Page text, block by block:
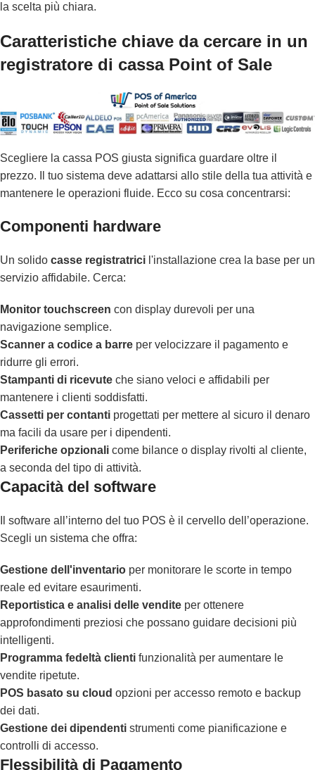
la scelta più chiara.
Caratteristiche chiave da cercare in un
registratore di cassa Point of Sale
Scegliere la cassa POS giusta significa guardare oltre il
prezzo. Il tuo sistema deve adattarsi allo stile della tua attività e
mantenere le operazioni fluide. Ecco su cosa concentrarsi:
Componenti hardware
Un solido casse registratrici l'installazione crea la base per un
servizio affidabile. Cerca:
Monitor touchscreen con display durevoli per una
navigazione semplice.
Scanner a codice a barre per velocizzare il pagamento e
ridurre gli errori.
Stampanti di ricevute che siano veloci e affidabili per
mantenere i clienti soddisfatti.
Cassetti per contanti progettati per mettere al sicuro il denaro
ma facili da usare per i dipendenti.
Periferiche opzionali come bilance o display rivolti al cliente,
a seconda del tipo di attività.
Capacità del software
Il software all’interno del tuo POS è il cervello dell’operazione.
Scegli un sistema che offra:
Gestione dell'inventario per monitorare le scorte in tempo
reale ed evitare esaurimenti.
Reportistica e analisi delle vendite per ottenere
approfondimenti preziosi che possano guidare decisioni più
intelligenti.
Programma fedeltà clienti funzionalità per aumentare le
vendite ripetute.
POS basato su cloud opzioni per accesso remoto e backup
dei dati.
Gestione dei dipendenti strumenti come pianificazione e
controlli di accesso.
Flessibilità di Pagamento